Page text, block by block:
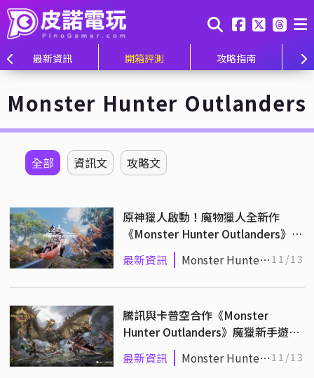
最新資訊 開箱評測 攻略指南
Monster Hunter Outlanders
全部 資訊文 攻略文
原神獵人啟動！魔物獵人全新作
《Monster Hunter Outlanders》宣
傳片釋出
最新資訊
Monster Hunter
11/13
騰訊與卡普空合作《Monster
Hunter Outlanders》魔獵新手遊曝
光！官網預先註冊開放中
最新資訊
Monster Hunter
11/13